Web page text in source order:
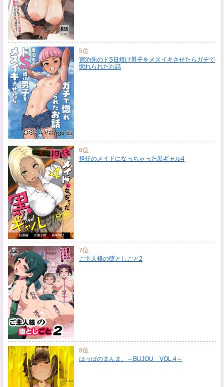
5位
宿泊先のドS日焼け男子をメスイキさせたらガチで
惚れられたお話
6位
担任のメイドになっちゃった黒ギャル4
7位
ご主人様の堕としごと2
8位
はっぱのまんま。～BUJOU VOL.4～